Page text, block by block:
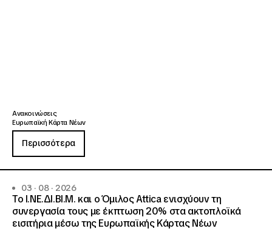
Ανακοινώσεις
Ευρωπαϊκή Κάρτα Νέων
Περισσότερα
03 · 08 · 2026
Το Ι.ΝΕ.ΔΙ.ΒΙ.Μ. και o Όμιλος Attica ενισχύουν τη
συνεργασία τους με έκπτωση 20% στα ακτοπλοϊκά
εισιτήρια μέσω της Ευρωπαϊκής Κάρτας Νέων